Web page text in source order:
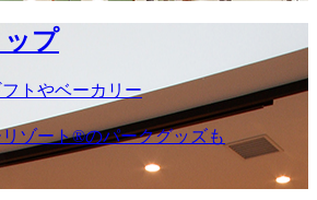
プ
トやベーカリー
ゾート®のパークグッズも